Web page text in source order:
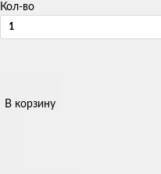
Кол-во
В корзину